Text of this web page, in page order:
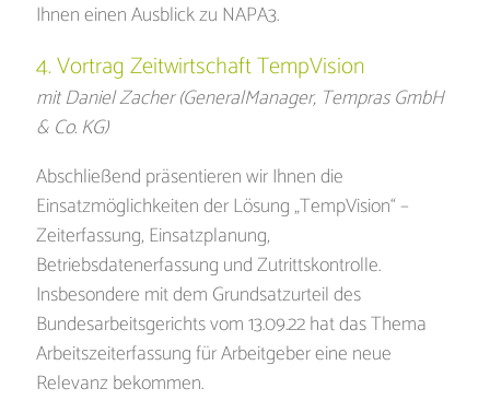
Ihnen einen Ausblick zu NAPA3.
4. Vortrag Zeitwirtschaft TempVision
mit Daniel Zacher (GeneralManager, Tempras GmbH
& Co. KG)
Abschließend präsentieren wir Ihnen die
Einsatzmöglichkeiten der Lösung „TempVision“ –
Zeiterfassung, Einsatzplanung,
Betriebsdatenerfassung und Zutrittskontrolle.
Insbesondere mit dem Grundsatzurteil des
Bundesarbeitsgerichts vom 13.09.22 hat das Thema
Arbeitszeiterfassung für Arbeitgeber eine neue
Relevanz bekommen.